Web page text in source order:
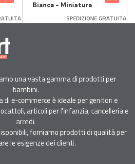
Bianca - Miniatura
SPEDIZIONE GRATUITA
una vasta gamma di prodotti per
bambini.
e-commerce è ideale per genitori e
articoli per l'infanzia, cancelleria e
arredi.
forniamo prodotti di qualità per
le esigenze dei clienti.